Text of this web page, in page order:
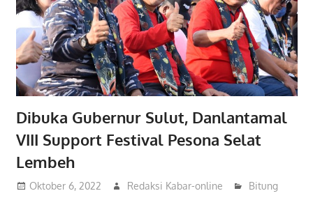
Dibuka Gubernur Sulut, Danlantamal
VIII Support Festival Pesona Selat
Lembeh
Oktober 6, 2022 Redaksi Kabar-online Bitung